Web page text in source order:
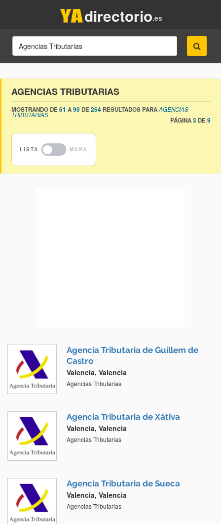
.es
directorio
AGENCIAS TRIBUTARIAS
MOSTRANDO DE61 A90 DE264 RESULTADOS PARAAGENCIAS
TRIBUTARIAS
PÁGINA3 DE9
Agencia Tributaria de Guillem de
Castro
Valencia, Valencia
Agencias Tributarias
Agencia Tributaria de Xátiva
Valencia, Valencia
Agencias Tributarias
Agencia Tributaria de Sueca
Valencia, Valencia
Agencias Tributarias